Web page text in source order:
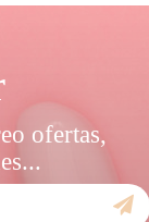
ofertas,